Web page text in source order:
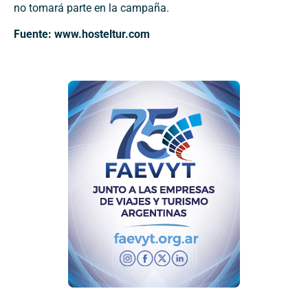
no tomará parte en la campaña.
Fuente: www.hosteltur.com